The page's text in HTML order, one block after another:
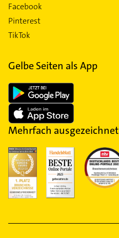
Facebook
Pinterest
TikTok
Gelbe Seiten als App
Mehrfach ausgezeichnet